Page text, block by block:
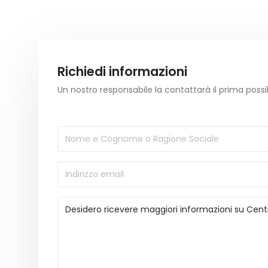
Richiedi informazioni
Un nostro responsabile la contattarà il prima